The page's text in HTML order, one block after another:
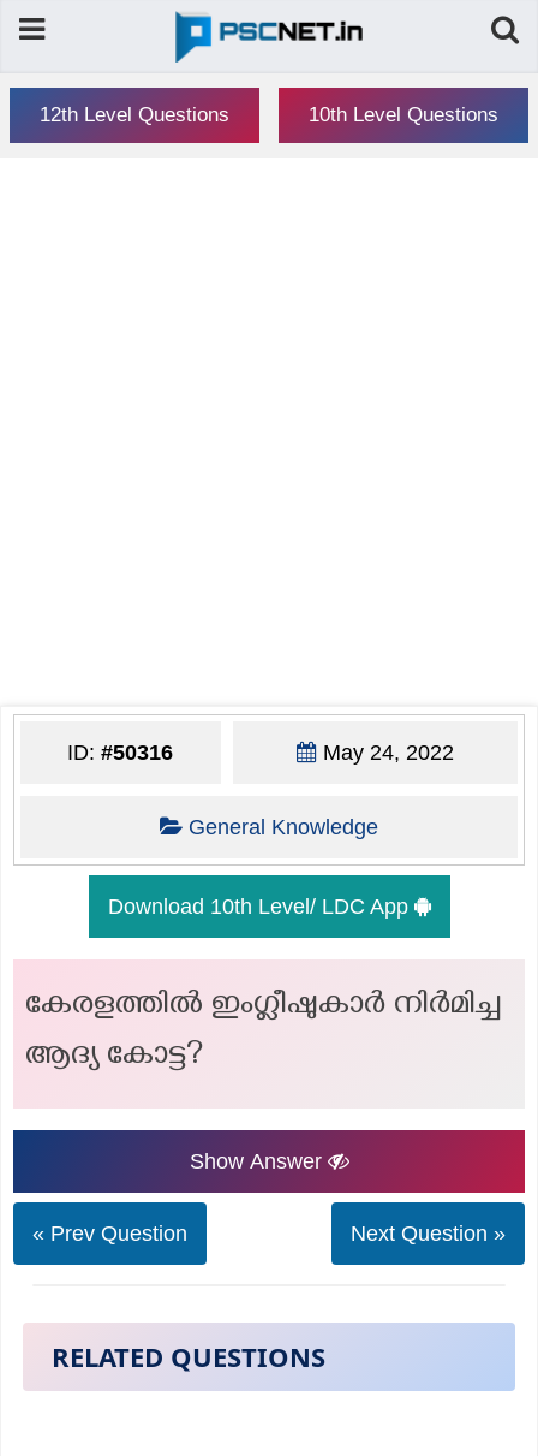
12th Level Questions 10th Level Questions
ID:#50316 May 24, 2022
General Knowledge
Download 10th Level/ LDC App
കേരളത്തിൽ ഇംഗ്ലീഷുകാർ നിർമിച്ച
ആദ്യ കോട്ട?
Show Answer
« Prev Question Next Question »
RELATED QUESTIONS